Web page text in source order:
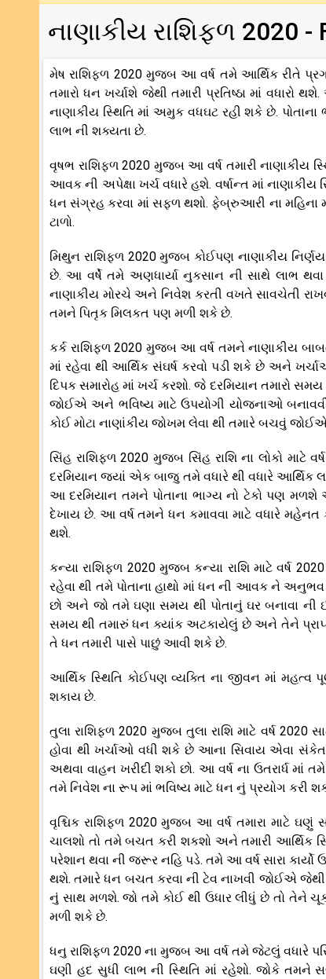
નાણાકીય રાશિફળ 2020 -
મેષ રાશિફળ 2020 મુજબ આ વર્ષ તમે આર્થિક રીતે
તમારો ધન ખર્ચાશે જેથી તમારી પ્રતિષ્ઠા માં વધારો
નાણાકીય સ્થિતિ માં અમુક વધઘટ રહી શકે છે.
લાભ ની શક્યતા છે.
વૃષભ રાશિફળ 2020 મુજબ આ વર્ષ તમારી
આવક ની અપેક્ષા ખર્ચ વધારે હશે. વર્ષાન્ત માં
ધન સંગ્રહ કરવા માં સફળ થશો. ફેબ્રુઆરી ના મહિના
ટાળો.
મિથુન રાશિફળ 2020 મુજબ કોઈપણ નાણાકીય
છે. આ વર્ષે તમે અણધાર્યા નુકસાન ની સાથે લાભ
નાણાકીય મોરચે અને નિવેશ કરતી વખતે સાવચેતી
તમને પિતૃક મિલકત પણ મળી શકે છે.
કર્ક રાશિફળ 2020 મુજબ આ વર્ષ તમને નાણાકીય
માં રહેવા થી આર્થિક સંઘર્ષ કરવો પડી શકે છે અને
દિપક સમારોહ માં ખર્ચ કરશો. જે દરમિયાન તમારો
જોઈએ અને ભવિષ્ય માટે ઉપયોગી યોજનાઓ બનાવવી
કોઈ મોટા નાણાંકીય જોખમ લેવા થી તમારે બચવું
સિંહ રાશિફળ 2020 મુજબ સિંહ રાશિ ના લોકો માટે
દરમિયાન જ્યાં એક બાજુ તમે વધારે થી વધારે આર્થિક
આ દરમિયાન તમને પોતાના ભાગ્ય નો ટેકો પણ
દેખાય છે. આ વર્ષ તમને ધન કમાવવા માટે વધારે મહેનત
થશે.
કન્યા રાશિફળ 2020 મુજબ કન્યા રાશિ માટે વર્ષ
રહેવા થી તમે પોતાના હાથો માં ધન ની આવક ને
છો અને જો તમે ઘણા સમય થી પોતાનું ઘર બનાવા ની
સમય થી તમારું ધન ક્યાંક અટકાયેલું છે અને તેને
તે ધન તમારી પાસે પાછું આવી શકે છે.
આર્થિક સ્થિતિ કોઈપણ વ્યક્તિ ના જીવન માં મહત્વ
શકાય છે.
તુલા રાશિફળ 2020 મુજબ તુલા રાશિ માટે વર્ષ 2020
હોવા થી ખર્ચાઓ વધી શકે છે આના સિવાય એવા સંકેત
અથવા વાહન ખરીદી શકો છો. આ વર્ષ ના ઉતરાર્ધ
તમે નિવેશ ના રૂપ માં ભવિષ્ય માટે ધન નું પ્રયોગ કરી
વૃશ્ચિક રાશિફળ 2020 મુજબ આ વર્ષ તમારા માટે
ચાલશો તો તમે બચત કરી શકશો અને તમારી આર્થિક
પરેશાન થવા ની જરૂર નહિ પડે. તમે આ વર્ષ સારા
થશે. તમારે ધન બચત કરવા ની ટેવ નાખવી જોઈએ જેથી
નું સાથ મળશે. જો તમે કોઈ થી ઉધાર લીધું છે તો તેને
મળી શકે છે.
ધનુ રાશિફળ 2020 ના મુજબ આ વર્ષ તમે જેટલું વધારે
ઘણી હદ સુધી લાભ ની સ્થિતિ માં રહેશો. જોકે તમને